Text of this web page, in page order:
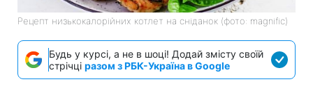
Рецепт низькокалорійних котлет на сніданок (фото: magnific)
Будь у курсі, а не в шоці! Додай змісту своїй
стрічці разом з РБК-Україна в Google